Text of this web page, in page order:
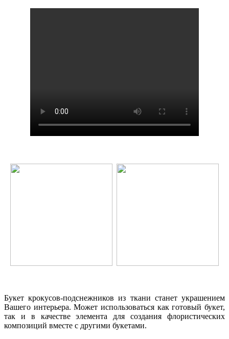
Букет крокусов-подснежников из ткани станет украшением
Вашего интерьера. Может использоваться как готовый букет,
так и в качестве элемента для создания флористических
композиций вместе с другими букетами.